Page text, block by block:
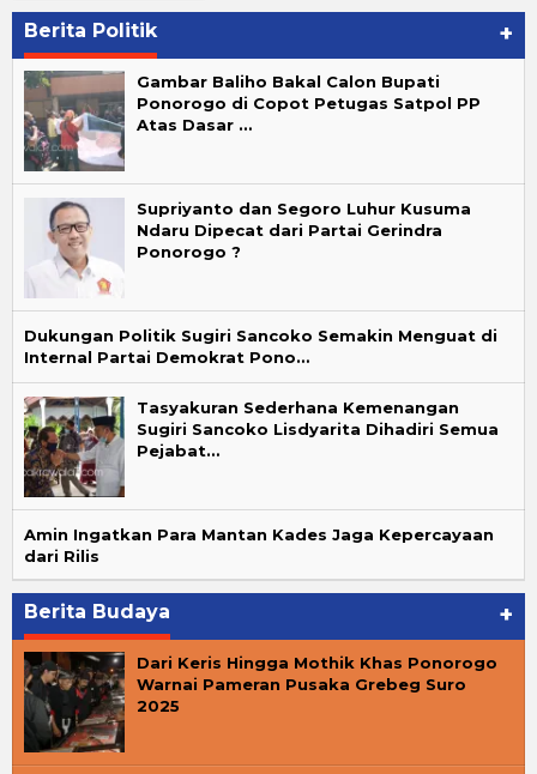
Berita Politik +
Gambar Baliho Bakal Calon Bupati
Ponorogo di Copot Petugas Satpol PP
Atas Dasar …
Supriyanto dan Segoro Luhur Kusuma
Ndaru Dipecat dari Partai Gerindra
Ponorogo ?
Dukungan Politik Sugiri Sancoko Semakin Menguat di
Internal Partai Demokrat Pono…
Tasyakuran Sederhana Kemenangan
Sugiri Sancoko Lisdyarita Dihadiri Semua
Pejabat…
Amin Ingatkan Para Mantan Kades Jaga Kepercayaan
dari Rilis
Berita Budaya +
Dari Keris Hingga Mothik Khas Ponorogo
Warnai Pameran Pusaka Grebeg Suro
2025